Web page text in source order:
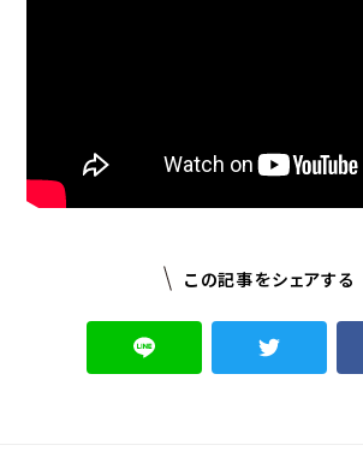
この記事をシェアする